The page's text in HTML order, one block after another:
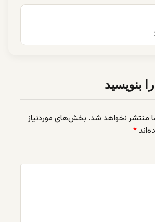
بنویسید
منتشر نخواهد شد. بخش‌های موردنیاز
*